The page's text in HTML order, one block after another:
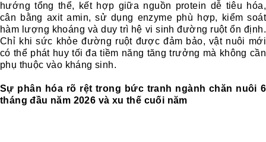
hướng tổng thể, kết hợp giữa nguồn protein dễ tiêu hóa,
cân bằng axit amin, sử dụng enzyme phù hợp, kiểm soát
hàm lượng khoáng và duy trì hệ vi sinh đường ruột ổn định.
Chỉ khi sức khỏe đường ruột được đảm bảo, vật nuôi mới
có thể phát huy tối đa tiềm năng tăng trưởng mà không cần
phụ thuộc vào kháng sinh.
Sự phân hóa rõ rệt trong bức tranh ngành chăn nuôi 6
tháng đầu năm 2026 và xu thế cuối năm